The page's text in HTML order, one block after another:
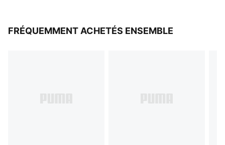
FRÉQUEMMENT ACHETÉS ENSEMBLE